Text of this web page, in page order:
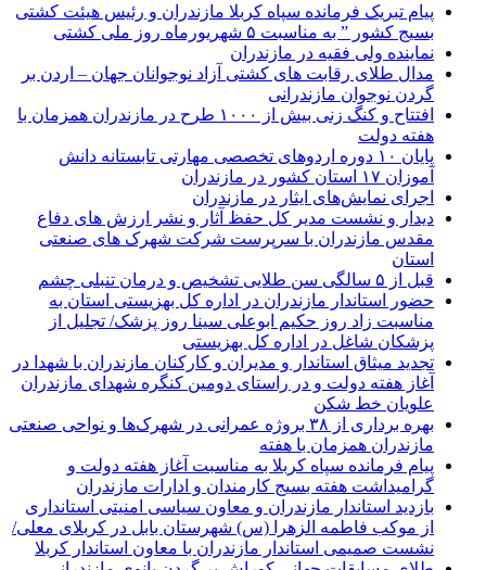
پیام تبریک فرمانده سپاه کربلا مازندران و رئیس هیئت کشتی
بسیج کشور ” به مناسبت ۵ شهریورماه روز ملی کشتی
نماينده ولی فقیه در مازندران
مدال طلای رقابت های کشتی آزاد نوجوانان جهان – اردن بر
گردن نوجوان مازندرانی
افتتاح و کنگ زنی بیش از ۱۰۰۰ طرح در مازندران همزمان با
هفته دولت
پایان ۱۰ دوره اردوهای تخصصی مهارتی تابستانه دانش
آموزان ۱۷ استان کشور در مازندران
اجرای نمایش‌های ایثار در مازندران
دیدار و نشست مدیر کل حفظ آثار و نشر ارزش های دفاع
مقدس مازندران با سرپرست شرکت شهرک های صنعتی
استان
قبل از ۵ سالگی سن طلایی تشخیص و درمان تنبلی چشم
حضور استاندار مازندران در اداره کل بهزیستی استان به
مناسبت زاد روز حکیم ابوعلی سینا روز پزشک/ تجلیل از
پزشکان شاغل در اداره کل بهزیستی
تجدید میثاق استاندار و مدیران و کارکنان مازندران با شهدا در
آغاز هفته دولت و در راستای دومین کنگره شهدای مازندران
علویان خط شکن
بهره برداری از ۳۸ بروژه عمرانی در شهرک‌ها و نواحی صنعتی
مازندران همزمان با هفته
پیام فرمانده سپاه کربلا به مناسبت آغاز هفته دولت و
گرامیداشت هفته بسیج کارمندان و ادارات مازندران
بازدید استاندار مازندران و معاون سیاسی امنیتی استانداری
از موکب فاطمه الزهرا (س) شهرستان بابل در کربلای معلی/
نشست صمیمی استاندار مازندران با معاون استاندار کربلا